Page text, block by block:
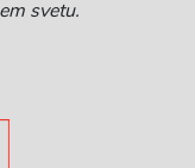
svetu.